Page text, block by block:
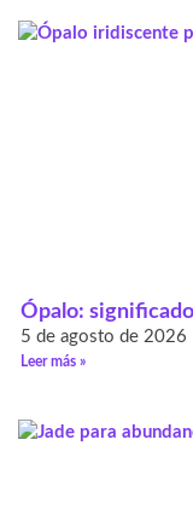
Ópalo:
5 de agosto de 2026
Leer más »